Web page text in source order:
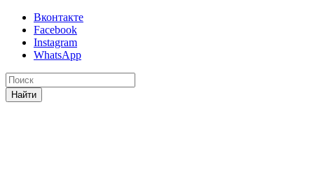
Вконтакте
Facebook
Instagram
WhatsApp
Найти